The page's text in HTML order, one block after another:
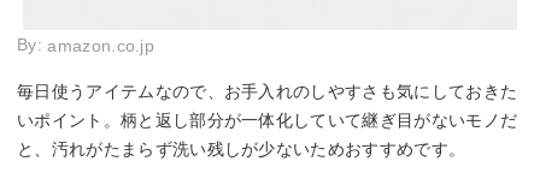
By:amazon.co.jp
毎日使うアイテムなので、お手入れのしやすさも気にしておきた
いポイント。柄と返し部分が一体化していて継ぎ目がないモノだ
と、汚れがたまらず洗い残しが少ないためおすすめです。